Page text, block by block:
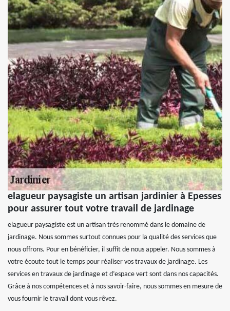
elagueur paysagiste un artisan jardinier à Epesses
pour assurer tout votre travail de jardinage
elagueur paysagiste est un artisan très renommé dans le domaine de
jardinage. Nous sommes surtout connues pour la qualité des services que
nous offrons. Pour en bénéficier, il suffit de nous appeler. Nous sommes à
votre écoute tout le temps pour réaliser vos travaux de jardinage. Les
services en travaux de jardinage et d’espace vert sont dans nos capacités.
Grâce à nos compétences et à nos savoir-faire, nous sommes en mesure de
vous fournir le travail dont vous rêvez.